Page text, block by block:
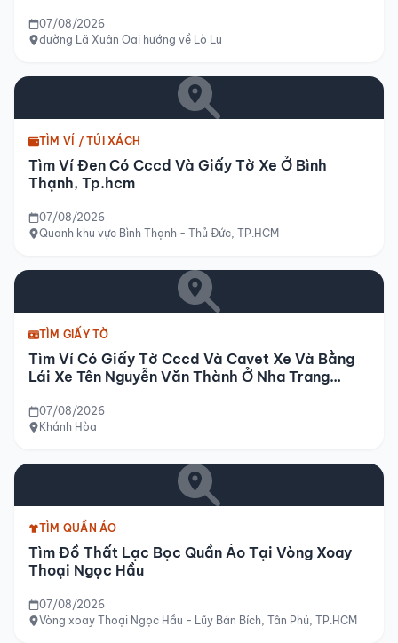
07/08/2026
đường Lã Xuân Oai hướng về Lò Lu
TÌM VÍ / TÚI XÁCH
Tìm Ví Đen Có Cccd Và Giấy Tờ Xe Ở Bình
Thạnh, Tp.hcm
07/08/2026
Quanh khu vực Bình Thạnh - Thủ Đức, TP.HCM
TÌM GIẤY TỜ
Tìm Ví Có Giấy Tờ Cccd Và Cavet Xe Và Bằng
Lái Xe Tên Nguyễn Văn Thành Ở Nha Trang
07/08/2026
Khánh Hòa
TÌM QUẦN ÁO
Tìm Đồ Thất Lạc Bọc Quần Áo Tại Vòng Xoay
Thoại Ngọc Hầu
07/08/2026
Vòng xoay Thoại Ngọc Hầu - Lũy Bán Bích, Tân Phú, TP.HCM